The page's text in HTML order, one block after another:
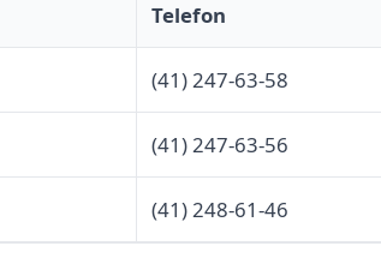
Telefon
(41) 247-63-58
(41) 247-63-56
(41) 248-61-46